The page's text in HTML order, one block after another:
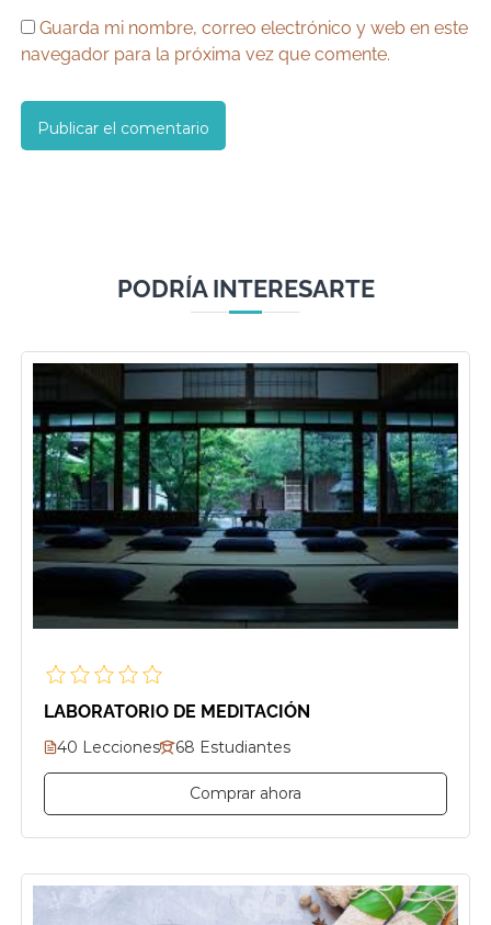
Guarda mi nombre, correo electrónico y web en este
navegador para la próxima vez que comente.
PODRÍA INTERESARTE
LABORATORIO DE MEDITACIÓN
40 Lecciones 68 Estudiantes
Comprar ahora